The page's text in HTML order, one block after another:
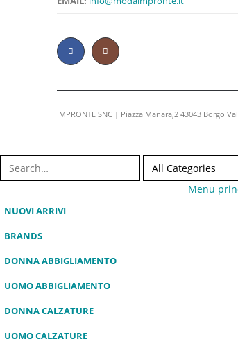
IMPRONTE SNC | Piazza Manara,2 43043 Borgo
Menu
NUOVI ARRIVI
BRANDS
DONNA ABBIGLIAMENTO
UOMO ABBIGLIAMENTO
DONNA CALZATURE
UOMO CALZATURE